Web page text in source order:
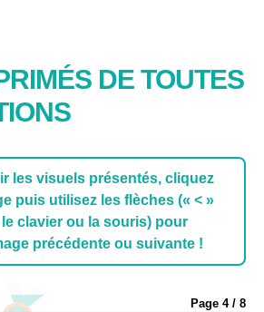
DE TOUTES
les visuels présentés, cliquez
puis utilisez les flèches (« < »
le clavier ou la souris) pour
précédente ou suivante !
Page 4/ 8